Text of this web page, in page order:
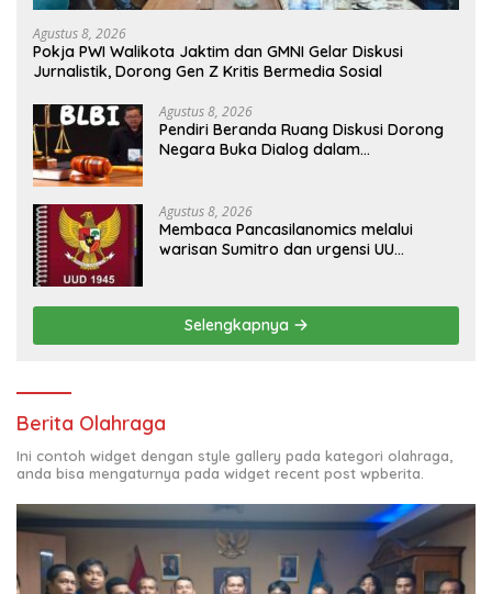
Agustus 8, 2026
Pokja PWI Walikota Jaktim dan GMNI Gelar Diskusi
Jurnalistik, Dorong Gen Z Kritis Bermedia Sosial
Agustus 8, 2026
Pendiri Beranda Ruang Diskusi Dorong
Negara Buka Dialog dalam
Agustus 8, 2026
Membaca Pancasilanomics melalui
warisan Sumitro dan urgensi UU
Selengkapnya
Berita Olahraga
Ini contoh widget dengan style gallery pada kategori olahraga,
anda bisa mengaturnya pada widget recent post wpberita.